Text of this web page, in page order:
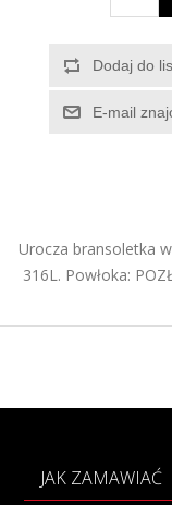
Urocza bransoletka
316L. Powłoka:
JAK ZAMAWIAĆ